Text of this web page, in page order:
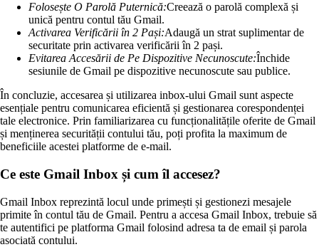
Folosește O Parolă Puternică:Creează o parolă complexă și
unică pentru contul tău Gmail.
Activarea Verificării în 2 Pași:Adaugă un strat suplimentar de
securitate prin activarea verificării în 2 pași.
Evitarea Accesării de Pe Dispozitive Necunoscute:Închide
sesiunile de Gmail pe dispozitive necunoscute sau publice.
În concluzie, accesarea și utilizarea inbox-ului Gmail sunt aspecte
esențiale pentru comunicarea eficientă și gestionarea corespondenței
tale electronice. Prin familiarizarea cu funcționalitățile oferite de Gmail
și menținerea securității contului tău, poți profita la maximum de
beneficiile acestei platforme de e-mail.
Ce este Gmail Inbox și cum îl accesez?
Gmail Inbox reprezintă locul unde primești și gestionezi mesajele
primite în contul tău de Gmail. Pentru a accesa Gmail Inbox, trebuie să
te autentifici pe platforma Gmail folosind adresa ta de email și parola
asociată contului.